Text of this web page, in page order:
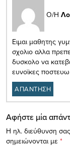
Ο/Η
Ειμαι μαθητης
σχολιο αλλα
δυσκολο να
ευνοϊκες
ΑΠΑΝΤΗΣΗ
Αφήστε μία
Η ηλ. διεύθυνση
σημειώνονται με *